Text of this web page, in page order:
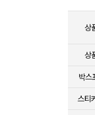
상
상
박스
스티